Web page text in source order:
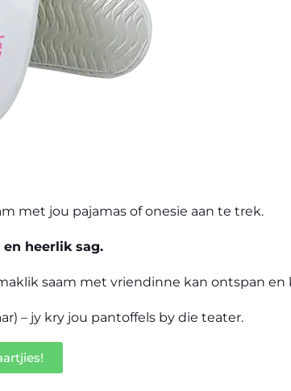
met jou pajamas of onesie aan te trek.
heerlik sag.
saam met vriendinne kan ontspan en
) – jy kry jou pantoffels by die teater.